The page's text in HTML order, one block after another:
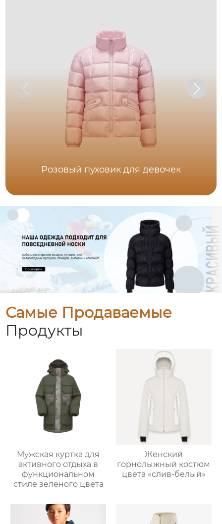
Розовый пуховик для девочек
Самые Продаваемые
Продукты
Мужская куртка для
активного отдыха в
функциональном
стиле зеленого цвета
Женский
горнолыжный костюм
цвета «слив-белый»